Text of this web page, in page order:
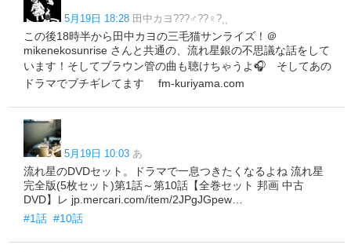
5月19日 18:28 田中カヨ???‍♂️??‍♀️?⸒⸒
この後18時半から田中カヨの三毛猫サンライズ！＠
mikenekosunrise さんと共通の、流れ星銀の不思議な話をして
います！そしてブラウン管の曲も聴けちゃうよ🎧 そしてあの
ドラマでブチギレてます fm-kuriyama.com
5月19日 10:03 あ
流れ星のDVDセット。ドラマで一息つきたくなるよね 流れ星
完全版(5枚セット)第1話～第10話【全巻セット 邦画 中古
DVD】レ jp.mercari.com/item/2JPgJGpew…
#1話 #10話